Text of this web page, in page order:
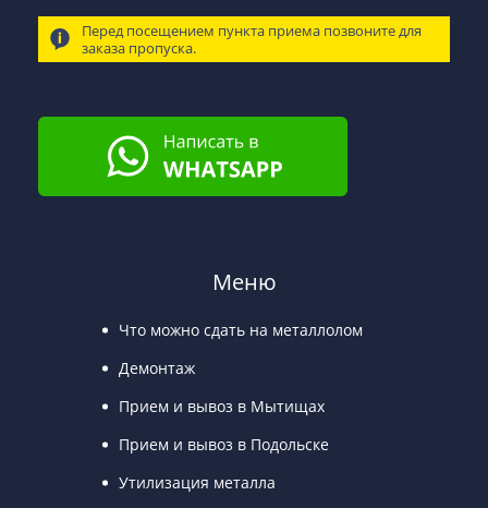
Перед посещением пункта приема позвоните для
заказа пропуска.
Меню
Что можно сдать на металлолом
Демонтаж
Прием и вывоз в Мытищах
Прием и вывоз в Подольске
Утилизация металла